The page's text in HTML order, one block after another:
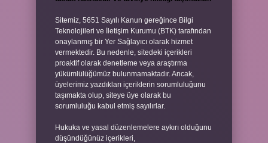
Sitemiz, 5651 Sayılı Kanun gereğince Bilgi
Teknolojileri ve İletişim Kurumu (BTK) tarafından
onaylanmış bir Yer Sağlayıcı olarak hizmet
vermektedir. Bu nedenle, sitedeki içerikleri
proaktif olarak denetleme veya araştırma
yükümlülüğümüz bulunmamaktadır. Ancak,
üyelerimiz yazdıkları içeriklerin sorumluluğunu
taşımakta olup, siteye üye olarak bu
sorumluluğu kabul etmiş sayılırlar.
Hukuka ve yasal düzenlemelere aykırı olduğunu
düşündüğünüz içerikleri,